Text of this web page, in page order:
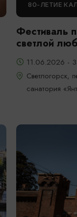
80-ЛЕТИЕ
Фестиваль
светлой
11.06.2026 -
Светлогорск,
санатория